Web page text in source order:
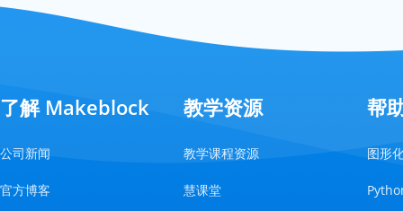
了解 Makeblock
公司新闻
官方博客
教学资源
教学课程资源
慧课堂
帮
图形